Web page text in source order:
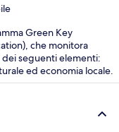
Green Key
che monitora
seguenti elementi:
ed economia locale.